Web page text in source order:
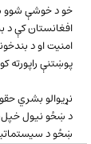
خو د خوشې شوو
افغانستان کې
امنیت او د
پوښتنې راپورته
ښځو د